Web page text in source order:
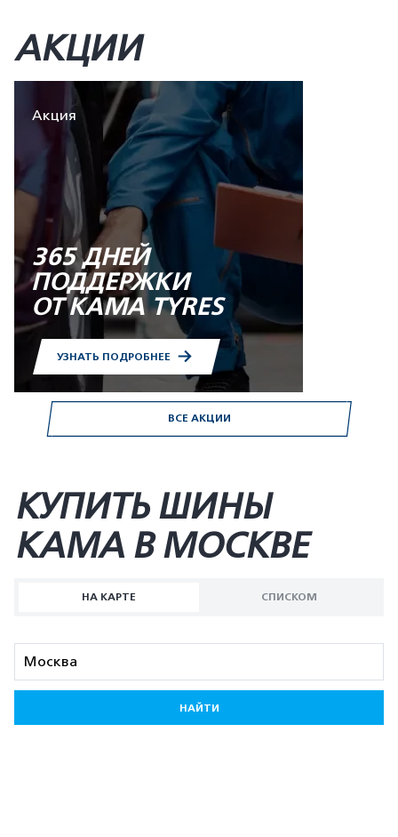
ВСЕ АКЦИИ
АКЦИИ
Акция
365 ДНЕЙ
ПОДДЕРЖКИ
ОТ KAMA TYRES
УЗНАТЬ ПОДРОБНЕЕ
КУПИТЬ ШИНЫ
KAMA В МОСКВЕ
НА КАРТЕ СПИСКОМ
НАЙТИ